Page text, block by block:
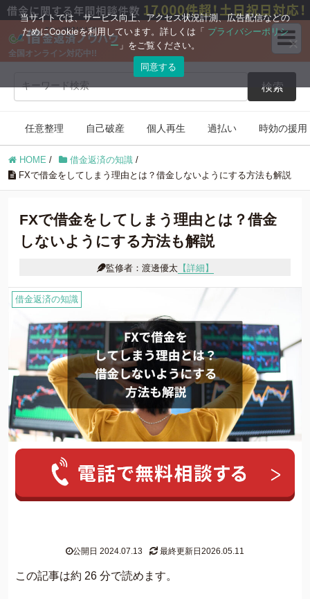
全国オンライン対応中!!
検索
ブログコンテンツ
任意整理
時効の援用 住宅ローン
借金返済の知識
グリーン司法書士法人について
グリーン司法書士法人のご紹介
任意整理 自己破産 個人再生 過払い 時効の援用
HOME / 借金返済の知識 /
FXで借金をしてしまう理由とは？借金しないようにする方法も解説
FXで借金をしてしまう理由とは？借金
しないようにする方法も解説
監修者：渡邊優太【詳細】
借金返済の知識
公開日 2024.07.13 最終更新日2026.05.11
この記事は約 26 分で読めます。
当サイトでは、サービス向上、アクセス状況計測、広告配信などの
ためにCookieを利用しています。詳しくは「 プライバシーポリシ
ー 」をご覧ください。
同意する